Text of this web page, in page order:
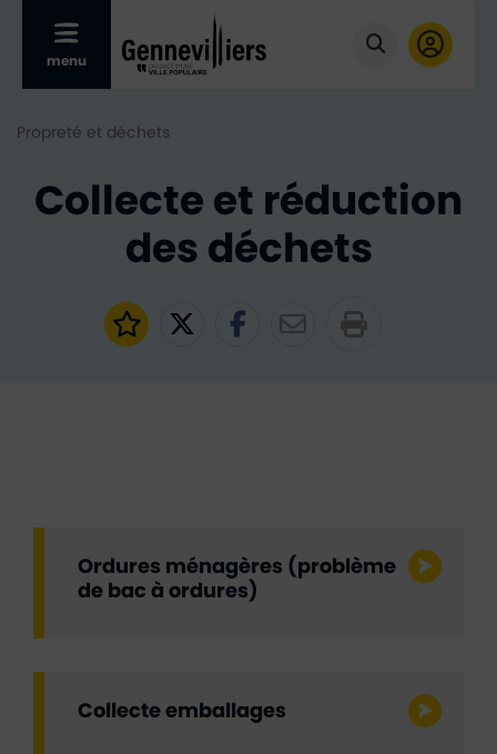
Afficher le menu mobile
menu Cliquer
Propreté et déchets
Collecte et réduction
des déchets
Ajouter aux favoris
Partager sur Twitter
Partager sur
Partager par
Ordures ménagères (problème
de bac à ordures)
Collecte emballages